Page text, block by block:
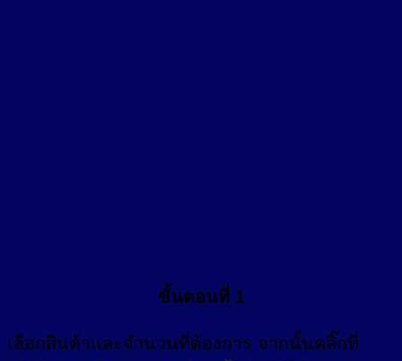
ขั้นตอนที่ 1
เลือกสินค้าและจำนวนที่ต้องการ จากนั้นคลิ๊กที่